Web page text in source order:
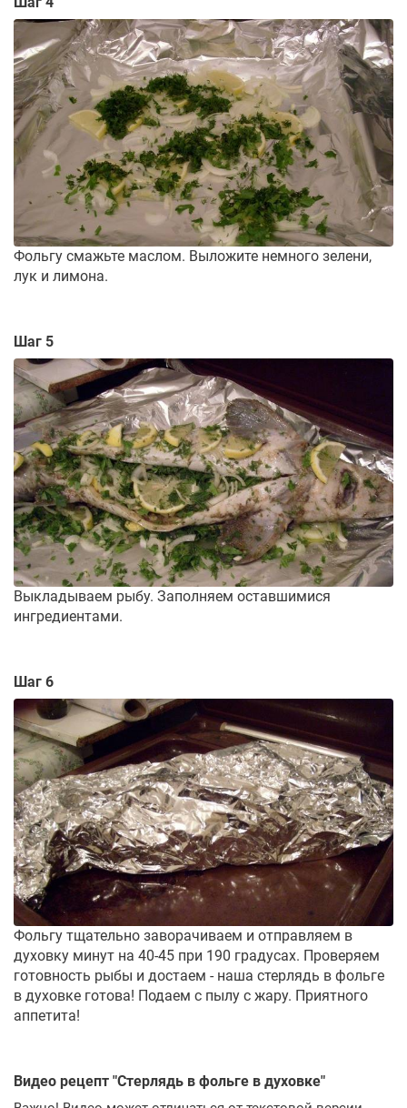
Фольгу смажьте маслом. Выложите немного зелени,
лук и лимона.
Шаг 5
Выкладываем рыбу. Заполняем оставшимися
ингредиентами.
Шаг 6
Фольгу тщательно заворачиваем и отправляем в
духовку минут на 40-45 при 190 градусах. Проверяем
готовность рыбы и достаем - наша стерлядь в фольге
в духовке готова! Подаем с пылу с жару. Приятного
аппетита!
Видео рецепт "Стерлядь в фольге в духовке"